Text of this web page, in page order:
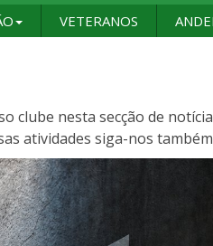
VETERANOS
clube nesta secção de
atividades siga-nos